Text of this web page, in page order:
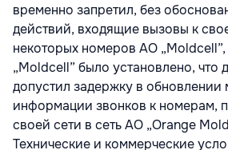
временно запретил, без
действий, входящие вызовы к
некоторых номеров АО
„Moldcell” было установлено, что
допустил задержку в
информации звонков к номерам,
своей сети в сеть АО „Orange
Технические и коммерческие